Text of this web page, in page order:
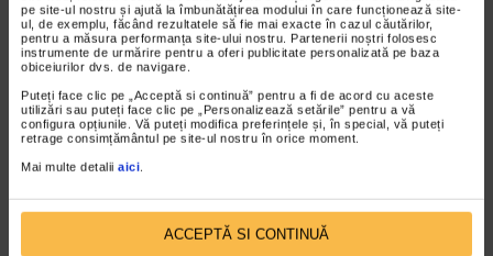
pe site-ul nostru și ajută la îmbunătățirea modului în care funcționează site-
ul, de exemplu, făcând rezultatele să fie mai exacte în cazul căutărilor,
pentru a măsura performanța site-ului nostru. Partenerii noștri folosesc
instrumente de urmărire pentru a oferi publicitate personalizată pe baza
obiceiurilor dvs. de navigare.
Puteți face clic pe „Acceptă si continuă” pentru a fi de acord cu aceste
utilizări sau puteți face clic pe „Personalizează setările” pentru a vă
configura opțiunile. Vă puteți modifica preferințele și, în special, vă puteți
retrage consimțământul pe site-ul nostru în orice moment.
Mai multe detalii aici
ACCEPTĂ SI CONTINUĂ
De câte ori privim picturile realizate de Nicolae Tonitza,
pătrundem, prin ochii artistului, într-o lume sensibilă, caldă și
puternic expresivă. Vă invităm la Vila...
VIDEO